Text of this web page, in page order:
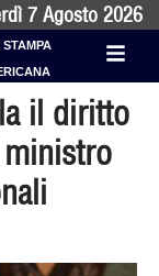
7 Agosto 2026
il diritto